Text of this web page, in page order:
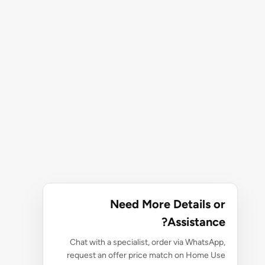
Need More Details or
Assistance?
Chat with a specialist, order via WhatsApp,
request an offer price match on Home Use